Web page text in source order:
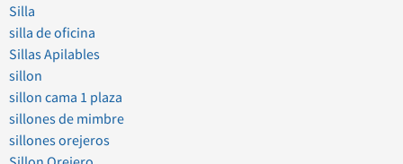
Silla
silla de oficina
Sillas Apilables
sillon
sillon cama 1 plaza
sillones de mimbre
sillones orejeros